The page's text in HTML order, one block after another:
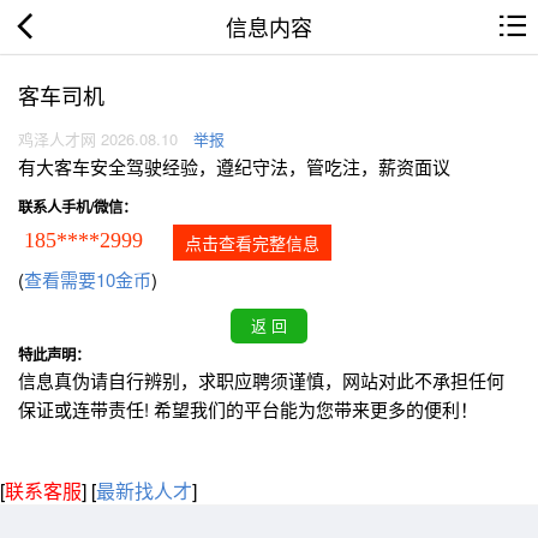
信息内容
客车司机
鸡泽人才网 2026.08.10 举报
有大客车安全驾驶经验，遵纪守法，管吃注，薪资面议
联系人手机/微信：
185****2999 点击查看完整信息
(查看需要10金币)
特此声明：
信息真伪请自行辨别，求职应聘须谨慎，网站对此不承担任何
保证或连带责任! 希望我们的平台能为您带来更多的便利！
[联系客服] [最新找人才]